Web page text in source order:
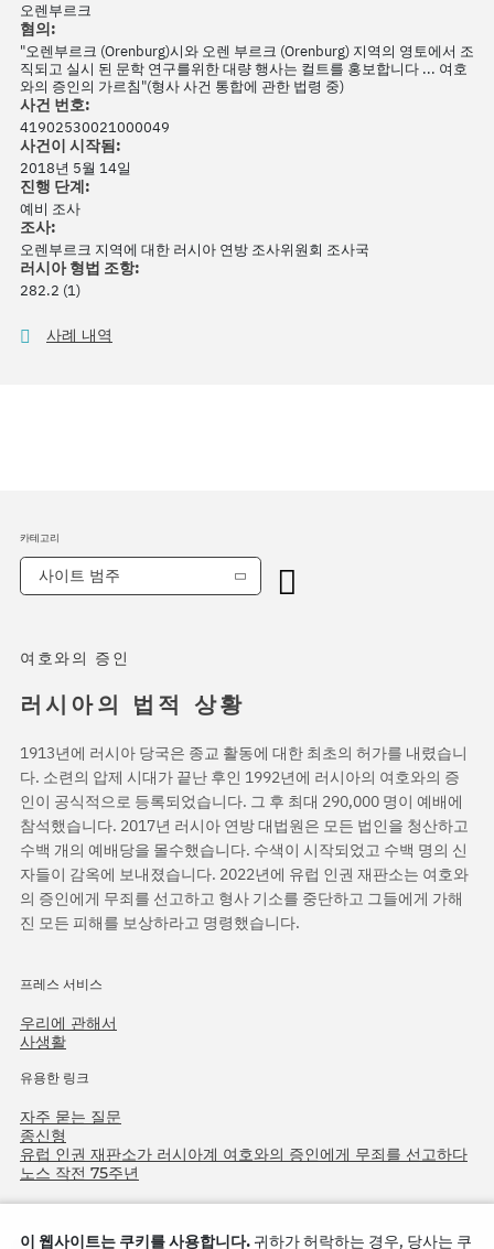
오렌부르크
혐의:
"오렌부르크 (Orenburg)시와 오렌 부르크 (Orenburg) 지역의 영토에서 조
직되고 실시 된 문학 연구를위한 대량 행사는 컬트를 홍보합니다 ... 여호
와의 증인의 가르침"(형사 사건 통합에 관한 법령 중)
사건 번호:
41902530021000049
사건이 시작됨:
2018년 5월 14일
진행 단계:
예비 조사
조사:
오렌부르크 지역에 대한 러시아 연방 조사위원회 조사국
러시아 형법 조항:
282.2 (1)
사례 내역
여호와의 증인
러시아의 법적 상황
1913년에 러시아 당국은 종교 활동에 대한 최초의 허가를 내렸습니
다. 소련의 압제 시대가 끝난 후인 1992년에 러시아의 여호와의 증
인이 공식적으로 등록되었습니다. 그 후 최대 290,000 명이 예배에
참석했습니다. 2017년 러시아 연방 대법원은 모든 법인을 청산하고
수백 개의 예배당을 몰수했습니다. 수색이 시작되었고 수백 명의 신
자들이 감옥에 보내졌습니다. 2022년에 유럽 인권 재판소는 여호와
의 증인에게 무죄를 선고하고 형사 기소를 중단하고 그들에게 가해
진 모든 피해를 보상하라고 명령했습니다.
프레스 서비스
우리에 관해서
사생활
유용한 링크
자주 묻는 질문
종신형
유럽 인권 재판소가 러시아계 여호와의 증인에게 무죄를 선고하다
노스 작전 75주년
카테고리
사이트 범주
이 웹사이트는 쿠키를 사용합니다. 귀하가 허락하는 경우, 당사는 쿠